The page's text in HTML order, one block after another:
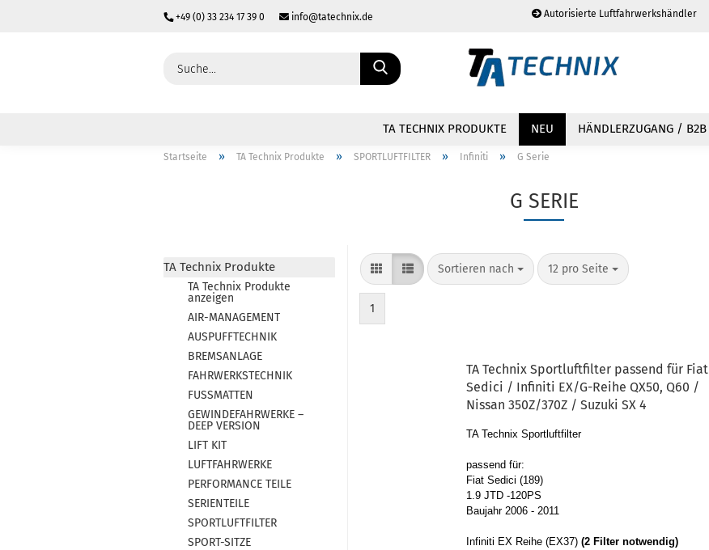
+49 (0) 33 234 17 39 0 info@tatechnix.de Autorisierte Luftfahrwerkshändler
Sprache auswählen
Passwort vergessen?
TA TECHNIX PRODUKTE NEU HÄNDLERZUGANG / B2B
Startseite » TA Technix Produkte » SPORTLUFTFILTER » Infiniti » G Serie
G SERIE
TA Technix Produkte
TA Technix Produkte
anzeigen
AIR-MANAGEMENT
AUSPUFFTECHNIK
BREMSANLAGE
FAHRWERKSTECHNIK
FUSSMATTEN
GEWINDEFAHRWERKE –
DEEP VERSION
LIFT KIT
LUFTFAHRWERKE
PERFORMANCE TEILE
SERIENTEILE
SPORTLUFTFILTER
SPORT-SITZE
Sortieren nach 12 pro Seite
1
TA Tech­nix Sport­luft­fil­ter pas­send für Fiat
Se­di­ci / In­fi­niti EX/G-​Reihe QX50, Q60 /
Nis­san 350Z/370Z / Su­zu­ki SX 4
TA Tech­nix Sport­luft­fil­ter
pas­send für:
Fiat Se­di­ci (189)
1.9 JTD -​120PS
Bau­jahr 2006 - 2011
In­fi­niti EX Reihe (EX37) (2 Fil­ter not­wen­dig)